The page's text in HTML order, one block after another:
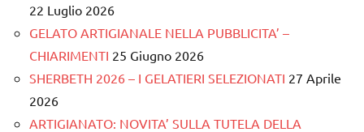
22 Luglio 2026
GELATO ARTIGIANALE NELLA PUBBLICITA’ –
CHIARIMENTI 25 Giugno 2026
SHERBETH 2026 – I GELATIERI SELEZIONATI 27 Aprile
2026
ARTIGIANATO: NOVITA’ SULLA TUTELA DELLA